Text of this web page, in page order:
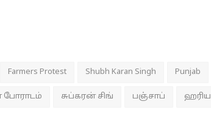
Farmers Protest Shubh Karan Singh Punjab
போராடம் சுப்கரன் சிங் பஞ்சாப்